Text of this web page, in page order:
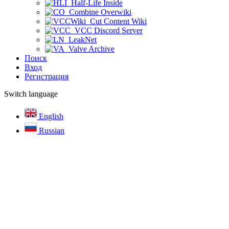
Half-Life Inside
Combine Overwiki
Cut Content Wiki
VCC Discord Server
LeakNet
Valve Archive
Поиск
Вход
Регистрация
Switch language
English
Russian